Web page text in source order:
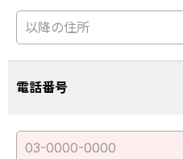
電話番号